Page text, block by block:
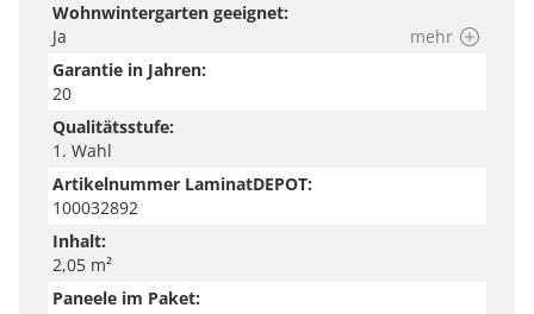
Wohnwintergarten geeignet:
Ja
mehr
Garantie in Jahren:
20
Qualitätsstufe:
1. Wahl
Artikelnummer LaminatDEPOT:
100032892
Inhalt:
2,05 m²
Paneele im Paket: